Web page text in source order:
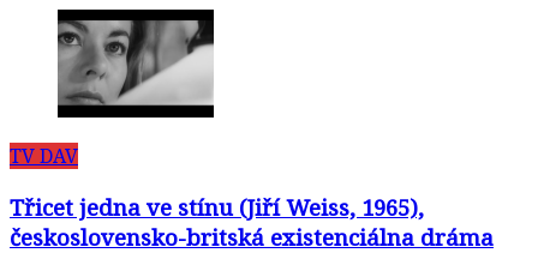
TV DAV
Třicet jedna ve stínu (Jiří Weiss, 1965),
československo-britská existenciálna dráma